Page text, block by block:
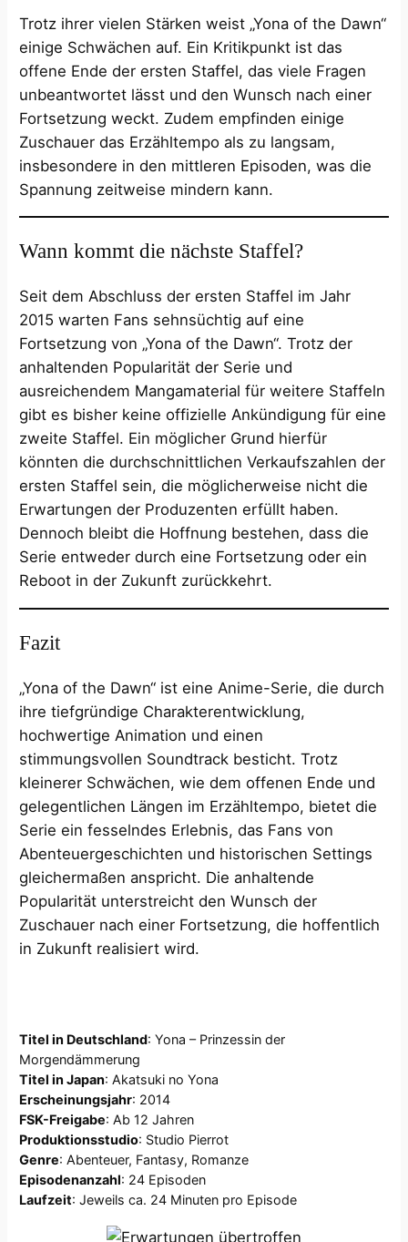
Trotz ihrer vielen Stärken weist „Yona of the Dawn“
einige Schwächen auf. Ein Kritikpunkt ist das
offene Ende der ersten Staffel, das viele Fragen
unbeantwortet lässt und den Wunsch nach einer
Fortsetzung weckt. Zudem empfinden einige
Zuschauer das Erzähltempo als zu langsam,
insbesondere in den mittleren Episoden, was die
Spannung zeitweise mindern kann.
Wann kommt die nächste Staffel?
Seit dem Abschluss der ersten Staffel im Jahr
2015 warten Fans sehnsüchtig auf eine
Fortsetzung von „Yona of the Dawn“. Trotz der
anhaltenden Popularität der Serie und
ausreichendem Mangamaterial für weitere Staffeln
gibt es bisher keine offizielle Ankündigung für eine
zweite Staffel. Ein möglicher Grund hierfür
könnten die durchschnittlichen Verkaufszahlen der
ersten Staffel sein, die möglicherweise nicht die
Erwartungen der Produzenten erfüllt haben.
Dennoch bleibt die Hoffnung bestehen, dass die
Serie entweder durch eine Fortsetzung oder ein
Reboot in der Zukunft zurückkehrt.
Fazit
„Yona of the Dawn“ ist eine Anime-Serie, die durch
ihre tiefgründige Charakterentwicklung,
hochwertige Animation und einen
stimmungsvollen Soundtrack besticht. Trotz
kleinerer Schwächen, wie dem offenen Ende und
gelegentlichen Längen im Erzähltempo, bietet die
Serie ein fesselndes Erlebnis, das Fans von
Abenteuergeschichten und historischen Settings
gleichermaßen anspricht. Die anhaltende
Popularität unterstreicht den Wunsch der
Zuschauer nach einer Fortsetzung, die hoffentlich
in Zukunft realisiert wird.
Titel in Deutschland: Yona – Prinzessin der
Morgendämmerung
Titel in Japan: Akatsuki no Yona
Erscheinungsjahr: 2014
FSK-Freigabe: Ab 12 Jahren
Produktionsstudio: Studio Pierrot
Genre: Abenteuer, Fantasy, Romanze
Episodenanzahl: 24 Episoden
Laufzeit: Jeweils ca. 24 Minuten pro Episode